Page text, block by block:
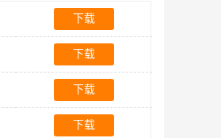
下载
下载
下载
下载